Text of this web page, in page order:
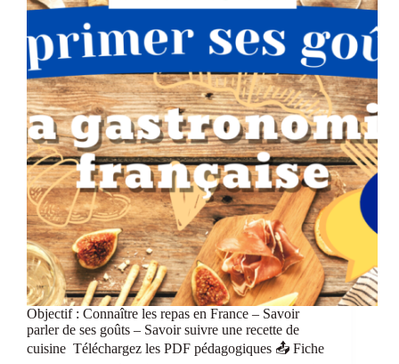
Objectif : Connaître les repas en France – Savoir
parler de ses goûts – Savoir suivre une recette de
cuisine Téléchargez les PDF pédagogiques 📤 Fiche